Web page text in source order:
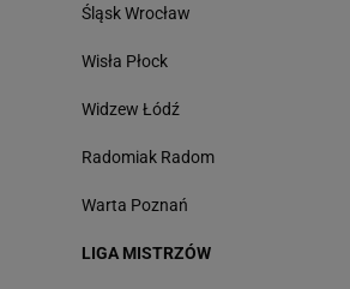
Śląsk Wrocław
Wisła Płock
Widzew Łódź
Radomiak Radom
Warta Poznań
LIGA MISTRZÓW